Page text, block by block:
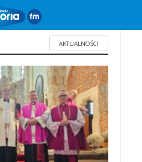
AKTUALNOŚCI